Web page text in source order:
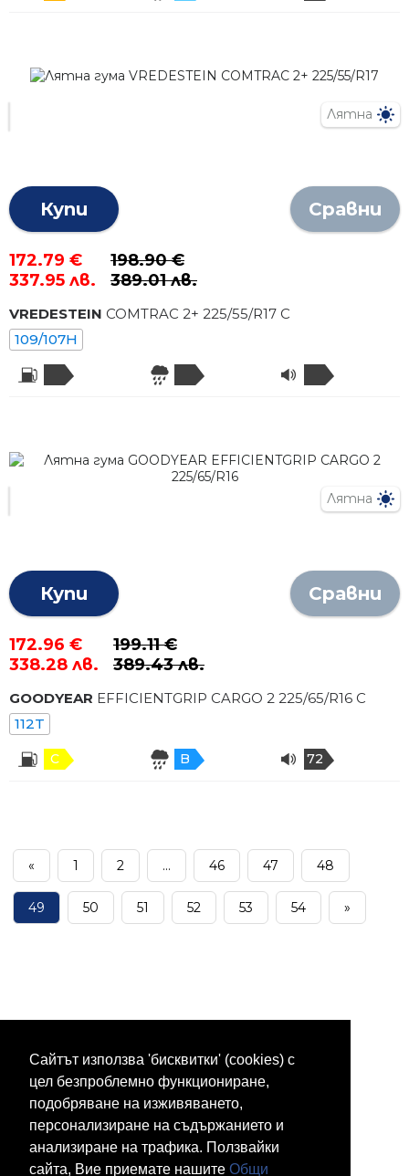
Сайтът използва 'бисквитки' (cookies) с
цел безпроблемно функциониране,
подобряване на изживяването,
персонализиране на съдържанието и
анализиране на трафика. Ползвайки
сайта, Вие приемате нашите Общи
Лятна
Купи Сравни
172.79 €
337.95 лв.
198.90 €
389.01 лв.
VREDESTEIN COMTRAC 2+ 225/55/R17 C
109/107H
Лятна
Купи Сравни
172.96 €
338.28 лв.
199.11 €
389.43 лв.
GOODYEAR EFFICIENTGRIP CARGO 2 225/65/R16 C
112T
C B 72
« 1 2 ... 46 47 48
49 50 51 52 53 54 »